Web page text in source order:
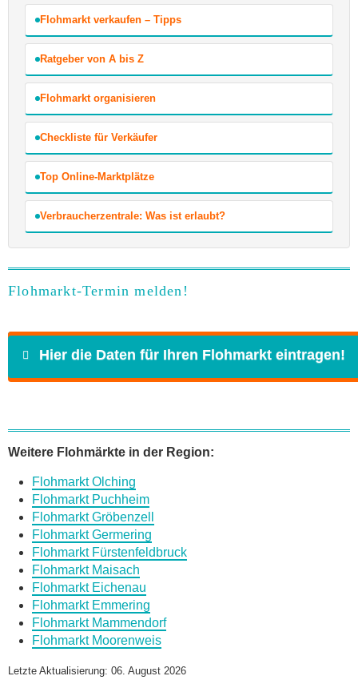
Flohmarkt verkaufen – Tipps
Ratgeber von A bis Z
Flohmarkt organisieren
Checkliste für Verkäufer
Top Online-Marktplätze
Verbraucherzentrale: Was ist erlaubt?
Flohmarkt-Termin melden!
Hier die Daten für Ihren Flohmarkt eintragen!
E-Mail*
Daten des Flohmarkts
Name des Flohmarkts
Weitere Flohmärkte in der Region:
Flohmarkt Olching
Flohmarkt Puchheim
Flohmarkt Gröbenzell
Flohmarkt Germering
Flohmarkt Fürstenfeldbruck
Flohmarkt Maisach
Flohmarkt Eichenau
Flohmarkt Emmering
Flohmarkt Mammendorf
Flohmarkt Moorenweis
Letzte Aktualisierung: 06. August 2026